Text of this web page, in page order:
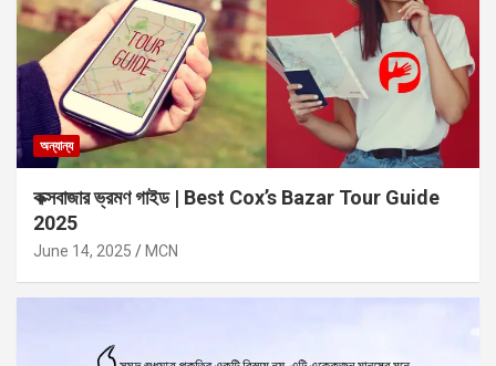
অন্যান্য
কক্সবাজার ভ্রমণ গাইড | Best Cox’s Bazar Tour Guide
2025
June 14, 2025 MCN